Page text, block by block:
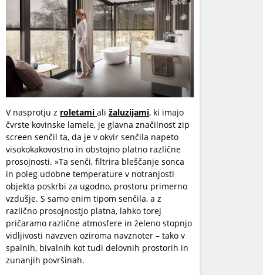
V nasprotju z roletami ali žaluzijami, ki imajo
čvrste kovinske lamele, je glavna značilnost zip
screen senčil ta, da je v okvir senčila napeto
visokokakovostno in obstojno platno različne
prosojnosti. »Ta senči, filtrira bleščanje sonca
in poleg udobne temperature v notranjosti
objekta poskrbi za ugodno, prostoru primerno
vzdušje. S samo enim tipom senčila, a z
različno prosojnostjo platna, lahko torej
pričaramo različne atmosfere in želeno stopnjo
vidljivosti navzven oziroma navznoter – tako v
spalnih, bivalnih kot tudi delovnih prostorih in
zunanjih površinah.